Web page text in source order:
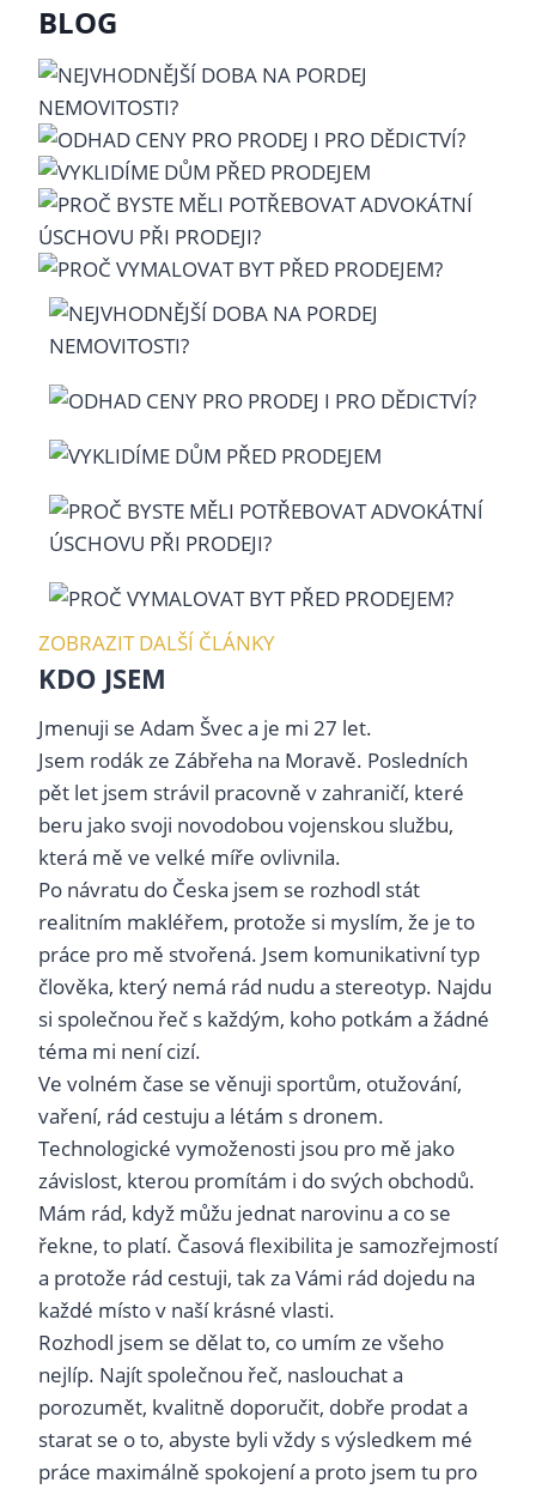
BLOG
ZOBRAZIT DALŠÍ ČLÁNKY
KDO JSEM
Jmenuji se Adam Švec a je mi 27 let.
Jsem rodák ze Zábřeha na Moravě. Posledních
pět let jsem strávil pracovně v zahraničí, které
beru jako svoji novodobou vojenskou službu,
která mě ve velké míře ovlivnila.
Po návratu do Česka jsem se rozhodl stát
realitním makléřem, protože si myslím, že je to
práce pro mě stvořená. Jsem komunikativní typ
člověka, který nemá rád nudu a stereotyp. Najdu
si společnou řeč s každým, koho potkám a žádné
téma mi není cizí.
Ve volném čase se věnuji sportům, otužování,
vaření, rád cestuju a létám s dronem.
Technologické vymoženosti jsou pro mě jako
závislost, kterou promítám i do svých obchodů.
Mám rád, když můžu jednat narovinu a co se
řekne, to platí. Časová flexibilita je samozřejmostí
a protože rád cestuji, tak za Vámi rád dojedu na
každé místo v naší krásné vlasti.
Rozhodl jsem se dělat to, co umím ze všeho
nejlíp. Najít společnou řeč, naslouchat a
porozumět, kvalitně doporučit, dobře prodat a
starat se o to, abyste byli vždy s výsledkem mé
práce maximálně spokojení a proto jsem tu pro